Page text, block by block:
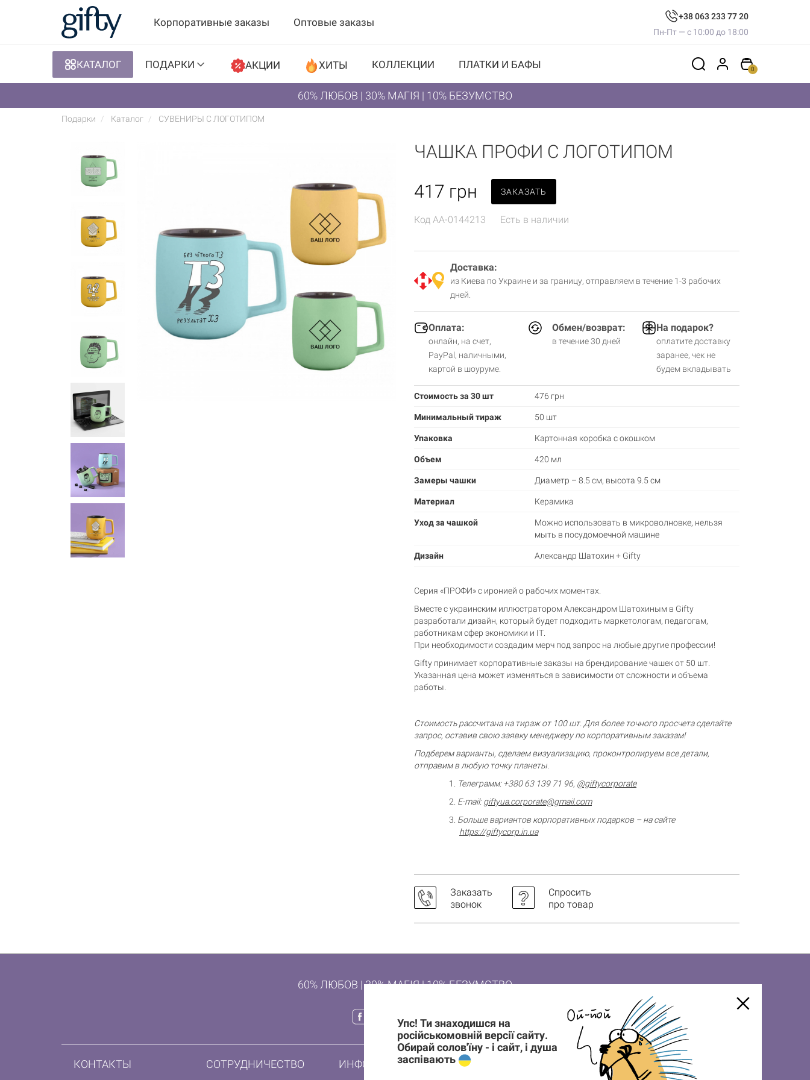
Корпоративные заказы Оптовые заказы
+38 063 233 77 20
Пн-Пт — с 10:00 до 18:00
КАТАЛОГ ПОДАРКИ АКЦИИ ХИТЫ КОЛЛЕКЦИИ ПЛАТКИ И БАФЫ 0
60% ЛЮБОВ | 30% МАГІЯ | 10% БЕЗУМСТВО
Подарки Каталог СУВЕНИРЫ С ЛОГОТИПОМ
ЧАШКА ПРОФИ С ЛОГОТИПОМ
417 грн ЗАКАЗАТЬ
Код AA-0144213 Есть в наличии
Доставка:
из Киева по Украине и за границу, отправляем в течение 1-3 рабочих
дней.
Оплата:
онлайн, на счет,
PayPal, наличными,
картой в шоуруме.
Обмен/возврат:
в течение 30 дней
На подарок?
оплатите доставку
заранее, чек не
будем вкладывать
Стоимость за 30 шт 476 грн
Минимальный тираж 50 шт
Упаковка Картонная коробка с окошком
Объем 420 мл
Замеры чашки Диаметр – 8.5 см, высота 9.5 см
Материал Керамика
Уход за чашкой
Можно использовать в микроволновке, нельзя
мыть в посудомоечной машине
Дизайн Александр Шатохин + Gifty
Серия «ПРОФИ» с иронией о рабочих моментах.
Вместе с украинским иллюстратором Александром Шатохиным в Gifty
разработали дизайн, который будет подходить маркетологам, педагогам,
работникам сфер экономики и IТ.
При необходимости создадим мерч под запрос на любые другие профессии!
Gifty принимает корпоративные заказы на брендирование чашек от 50 шт.
Указанная цена может изменяться в зависимости от сложности и объема
работы.
Стоимость рассчитана на тираж от 100 шт. Для более точного просчета сделайте
запрос, оставив свою заявку менеджеру по корпоративным заказам!​
Подберем варианты, сделаем визуализацию, проконтролируем все детали,
отправим в любую точку планеты.
Телеграмм: +380 63 139 71 96, @giftycorporate
E-mail:giftyua.corporate@gmail.com
Больше вариантов корпоративных подарков – на сайте​
https://giftycorp.in.ua
Заказать
звонок
Спросить
про товар
60% ЛЮБОВ | 30% МАГІЯ | 10% БЕЗУМСТВО
КОНТАКТЫ СОТРУДНИЧЕСТВО ИНФОРМАЦИЯ
ПОДПИШИСЬ НА НОВОСТИ И ПОЛУЧИ 7% СКИДКИ
Упс! Ти знаходишся на
російськомовній версії сайту.
Обирай солов'їну - і сайт, і душа
заспівають
Корзина пуста